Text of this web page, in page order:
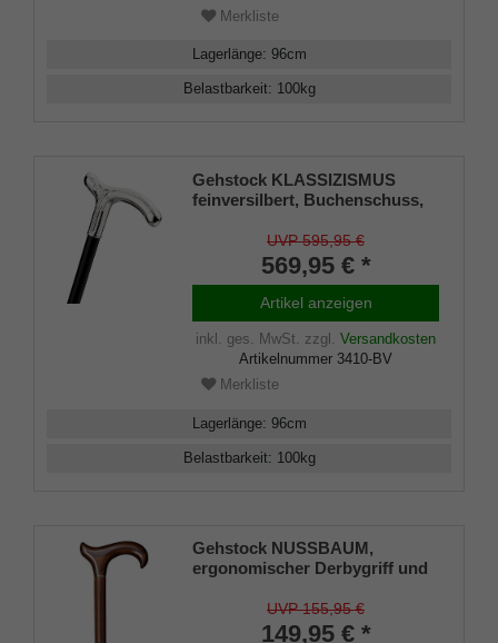
Merkliste
Lagerlänge: 96cm
Belastbarkeit: 100kg
Gehstock KLASSIZISMUS
feinversilbert, Buchenschuss,
Gummipuffer.UVP 595,95 €
569,95 € *
Artikel anzeigen
inkl. ges. MwSt. zzgl. Versandkosten
Artikelnummer 3410-BV
Merkliste
Lagerlänge: 96cm
Belastbarkeit: 100kg
Gehstock NUSSBAUM,
ergonomischer Derbygriff und
handpoliert, inkl. Chromring
und Gummipuffer
UVP 155,95 €
149,95 € *